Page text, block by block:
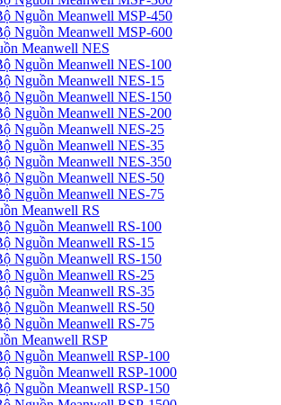
Nguồn Meanwell MSP-450
Nguồn Meanwell MSP-600
Meanwell NES
Nguồn Meanwell NES-100
Nguồn Meanwell NES-15
Nguồn Meanwell NES-150
Nguồn Meanwell NES-200
Nguồn Meanwell NES-25
Nguồn Meanwell NES-35
Nguồn Meanwell NES-350
Nguồn Meanwell NES-50
Nguồn Meanwell NES-75
Meanwell RS
Nguồn Meanwell RS-100
Nguồn Meanwell RS-15
Nguồn Meanwell RS-150
Nguồn Meanwell RS-25
Nguồn Meanwell RS-35
Nguồn Meanwell RS-50
Nguồn Meanwell RS-75
Meanwell RSP
Nguồn Meanwell RSP-100
Nguồn Meanwell RSP-1000
Nguồn Meanwell RSP-150